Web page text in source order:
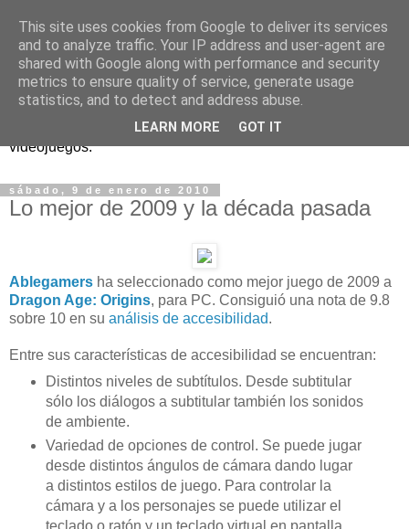
Análisis, noticias y eventos sobre accesibilidad en
videojuegos.
sábado, 9 de enero de 2010
Lo mejor de 2009 y la década pasada
Ablegamers ha seleccionado como mejor juego de 2009 a
Dragon Age: Origins, para PC. Consiguió una nota de 9.8
sobre 10 en su análisis de accesibilidad.
Entre sus características de accesibilidad se encuentran:
Distintos niveles de subtítulos. Desde subtitular
sólo los diálogos a subtitular también los sonidos
de ambiente.
Variedad de opciones de control. Se puede jugar
desde distintos ángulos de cámara dando lugar
a distintos estilos de juego. Para controlar la
cámara y a los personajes se puede utilizar el
teclado o ratón y un teclado virtual en pantalla
This site uses cookies from Google to deliver its services
and to analyze traffic. Your IP address and user-agent are
shared with Google along with performance and security
metrics to ensure quality of service, generate usage
statistics, and to detect and address abuse.
LEARN MORE GOT IT